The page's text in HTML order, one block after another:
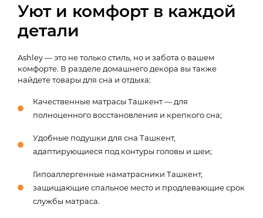
Уют и комфорт в каждой
детали
Ashley — это не только стиль, но и забота о вашем
комфорте. В разделе домашнего декора вы также
найдете товары для сна и отдыха:
Качественные матрасы Ташкент — для
полноценного восстановления и крепкого сна;
Удобные подушки для сна Ташкент,
адаптирующиеся под контуры головы и шеи;
Гипоаллергенные наматрасники Ташкент,
защищающие спальное место и продлевающие срок
службы матраса.